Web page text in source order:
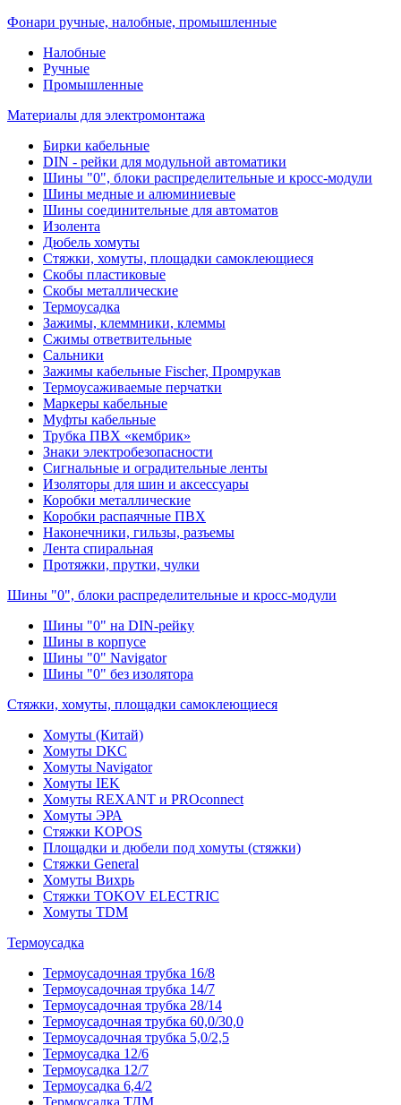
Фонари ручные, налобные, промышленные
Налобные
Ручные
Промышленные
Материалы для электромонтажа
Бирки кабельные
DIN - рейки для модульной автоматики
Шины "0", блоки распределительные и кросс-модули
Шины медные и алюминиевые
Шины соединительные для автоматов
Изолента
Дюбель хомуты
Стяжки, хомуты, площадки самоклеющиеся
Скобы пластиковые
Скобы металлические
Термоусадка
Зажимы, клеммники, клеммы
Сжимы ответвительные
Сальники
Зажимы кабельные Fischer, Промрукав
Термоусаживаемые перчатки
Маркеры кабельные
Муфты кабельные
Трубка ПВХ «кембрик»
Знаки электробезопасности
Сигнальные и оградительные ленты
Изоляторы для шин и аксессуары
Коробки металлические
Коробки распаячные ПВХ
Наконечники, гильзы, разъемы
Лента спиральная
Протяжки, прутки, чулки
Шины "0", блоки распределительные и кросс-модули
Шины "0" на DIN-рейку
Шины в корпусе
Шины "0" Navigator
Шины "0" без изолятора
Стяжки, хомуты, площадки самоклеющиеся
Хомуты (Китай)
Хомуты DKC
Хомуты Navigator
Хомуты IEK
Хомуты REXANT и PROconnect
Хомуты ЭРА
Стяжки KOPOS
Площадки и дюбели под хомуты (стяжки)
Стяжки General
Хомуты Вихрь
Стяжки TOKOV ELECTRIC
Хомуты TDM
Термоусадка
Термоусадочная трубка 16/8
Термоусадочная трубка 14/7
Термоусадочная трубка 28/14
Термоусадочная трубка 60,0/30,0
Термоусадочная трубка 5,0/2,5
Термоусадка 12/6
Термоусадка 12/7
Термоусадка 6,4/2
Термоусадка ТДМ